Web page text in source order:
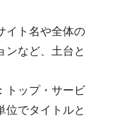
イト名や全体の
ンなど、土台と
トップ・サービ
位でタイトルと